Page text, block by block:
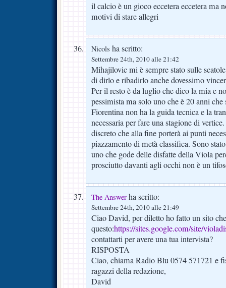
il calcio è un gioco eccetera eccetera ma
motivi di stare allegri
Nicols ha scritto:
Settembre 24th, 2010 alle 21:42
Mihajilovic mi è sempre stato sulle
di dirlo e ribadirlo anche dovessimo
Per il resto è da luglio che dico la mia e
pessimista ma solo uno che è 20 anni
Fiorentina non ha la guida tecnica e la
necessaria per fare una stagione di
discreto che alla fine porterà ai punti
piazzamento di metà classifica. Sono
uno che gode delle disfatte della Viola
prosciutto davanti agli occhi non è un
The Answer ha scritto:
Settembre 24th, 2010 alle 21:49
Ciao David, per diletto ho fatto un sito
questo:https://sites.google.com/site/
contattarti per avere una tua intervista?
RISPOSTA
Ciao, chiama Radio Blu 0574 571721 e
ragazzi della redazione,
David